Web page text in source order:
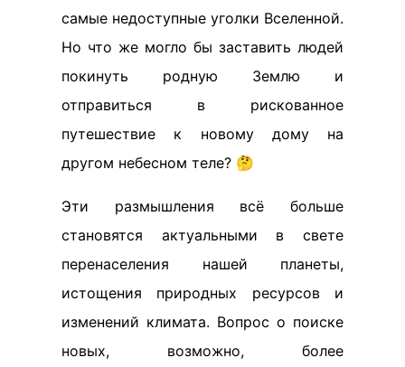
самые недоступные уголки Вселенной.
Но что же могло бы заставить людей
покинуть родную Землю и
отправиться в рискованное
путешествие к новому дому на
другом небесном теле? 🤔
Эти размышления всё больше
становятся актуальными в свете
перенаселения нашей планеты,
истощения природных ресурсов и
изменений климата. Вопрос о поиске
новых, возможно, более